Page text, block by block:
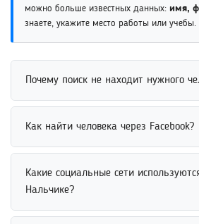
можно больше известных данных: имя,
знаете, укажите место работы или учебы.
Почему поиск не находит нужного
Поиск человека может не находить
или отсутствия открытой
точности рекомендуется указать
сведения, включая возраст, место
Как найти человека через Facebook?
Найти человека через Facebook
фамилии, месту учебы, работы или
фильтры и просматривать
Какие социальные сети
Нальчике?